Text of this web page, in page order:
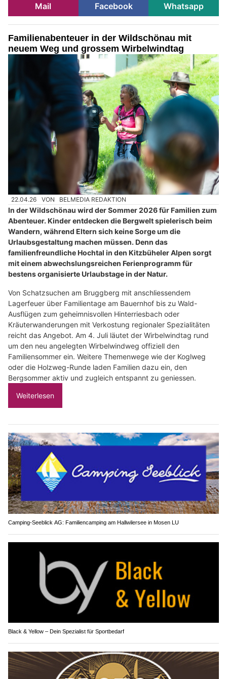
Mail
Facebook Whatsapp
Familienabenteuer in der Wildschönau mit
neuem Weg und grossem Wirbelwindtag
22.04.26 VON BELMEDIA REDAKTION
In der Wildschönau wird der Sommer 2026 für Familien zum
Abenteuer. Kinder entdecken die Bergwelt spielerisch beim
Wandern, während Eltern sich keine Sorge um die
Urlaubsgestaltung machen müssen. Denn das
familienfreundliche Hochtal in den Kitzbüheler Alpen sorgt
mit einem abwechslungsreichen Ferienprogramm für
bestens organisierte Urlaubstage in der Natur.
Von Schatzsuchen am Bruggberg mit anschliessendem
Lagerfeuer über Familientage am Bauernhof bis zu Wald-
Ausflügen zum geheimnisvollen Hinterriesbach oder
Kräuterwanderungen mit Verkostung regionaler Spezialitäten
reicht das Angebot. Am 4. Juli läutet der Wirbelwindtag rund
um den neu angelegten Wirbelwindweg offiziell den
Familiensommer ein. Weitere Themenwege wie der Koglweg
oder die Holzweg-Runde laden Familien dazu ein, den
Bergsommer aktiv und zugleich entspannt zu geniessen.
Weiterlesen
Camping-Seeblick AG: Familiencamping am Hallwilersee in Mosen LU
Black & Yellow – Dein Spezialist für Sportbedarf